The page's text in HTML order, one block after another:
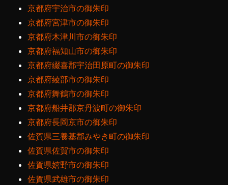
京都府宇治市の御朱印
京都府宮津市の御朱印
京都府木津川市の御朱印
京都府福知山市の御朱印
京都府綴喜郡宇治田原町の御朱印
京都府綾部市の御朱印
京都府舞鶴市の御朱印
京都府船井郡京丹波町の御朱印
京都府長岡京市の御朱印
佐賀県三養基郡みやき町の御朱印
佐賀県佐賀市の御朱印
佐賀県嬉野市の御朱印
佐賀県武雄市の御朱印